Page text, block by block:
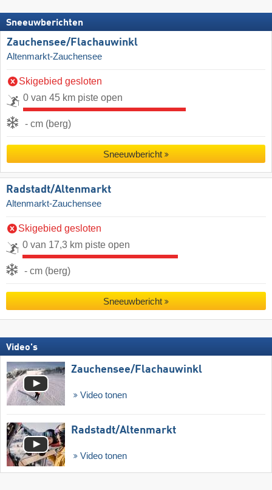
Sneeuwberichten
Zauchensee/​Flachauwinkl
Altenmarkt-Zauchensee
Skigebied gesloten
0 van 45 km piste open
- cm (berg)
Sneeuwbericht
Radstadt/​Altenmarkt
Altenmarkt-Zauchensee
Skigebied gesloten
0 van 17,3 km piste open
- cm (berg)
Sneeuwbericht
Video's
Zauchensee/​Flachauwinkl
Video tonen
Radstadt/​Altenmarkt
Video tonen